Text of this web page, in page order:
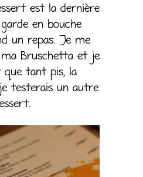
est la dernière
garde en bouche
un repas. Je me
Bruschetta et je
que tant pis, la
testerais un autre